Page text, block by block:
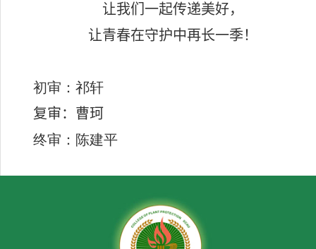
让我们一起传递美好，
让青春在守护中再长一季！
初审：祁轩
复审：曹珂
终审：陈建平